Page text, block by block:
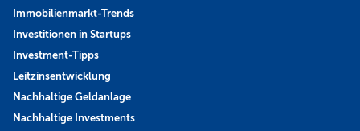
Immobilienmarkt-Trends
Investitionen in Startups
Investment-Tipps
Leitzinsentwicklung
Nachhaltige Geldanlage
Nachhaltige Investments